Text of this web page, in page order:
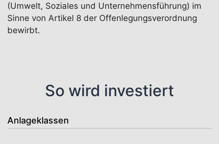
(Umwelt, Soziales und Unternehmensführung) im
Sinne von Artikel 8 der Offenlegungsverordnung
bewirbt.
So wird investiert
Anlageklassen